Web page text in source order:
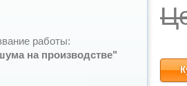
работы:
на производстве"